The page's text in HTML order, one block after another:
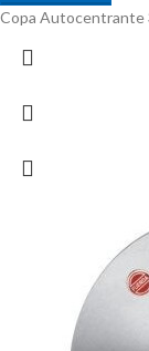
Copa Autocentrante